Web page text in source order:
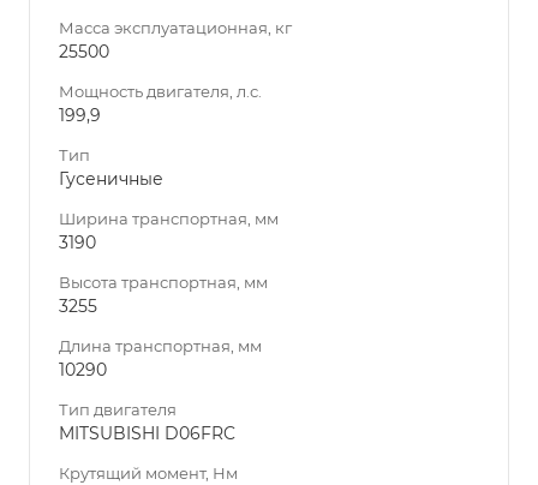
Масса эксплуатационная, кг
25500
Мощность двигателя, л.с.
199,9
Тип
Гусеничные
Ширина транспортная, мм
3190
Высота транспортная, мм
3255
Длина транспортная, мм
10290
Тип двигателя
MITSUBISHI D06FRC
Крутящий момент, Нм